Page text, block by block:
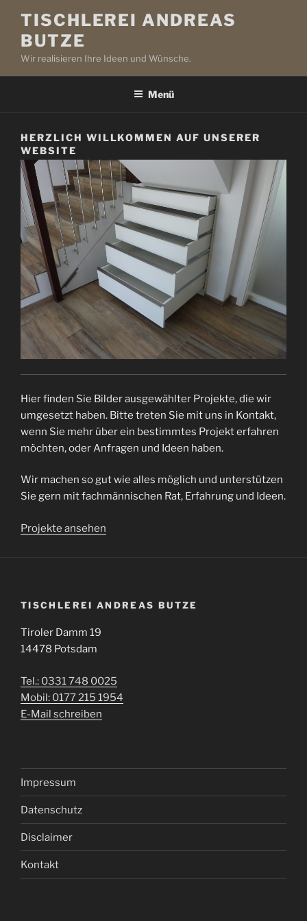
Inhalt
springen
TISCHLEREI ANDREAS
BUTZE
Wir realisieren Ihre Ideen und Wünsche.
Menü
HERZLICH WILLKOMMEN AUF UNSERER
WEBSITE
Hier finden Sie Bilder ausgewählter Projekte, die wir
umgesetzt haben. Bitte treten Sie mit uns in Kontakt,
wenn Sie mehr über ein bestimmtes Projekt erfahren
möchten, oder Anfragen und Ideen haben.
Wir machen so gut wie alles möglich und unterstützen
Sie gern mit fachmännischen Rat, Erfahrung und Ideen.
Projekte ansehen
TISCHLEREI ANDREAS BUTZE
Tiroler Damm 19
14478 Potsdam
Tel.: 0331 748 0025
Mobil: 0177 215 1954
E-Mail schreiben
Impressum
Datenschutz
Disclaimer
Kontakt